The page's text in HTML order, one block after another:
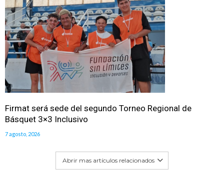
Firmat será sede del segundo Torneo Regional de
Básquet 3×3 Inclusivo
7 agosto, 2026
Abrir mas artículos relacionados